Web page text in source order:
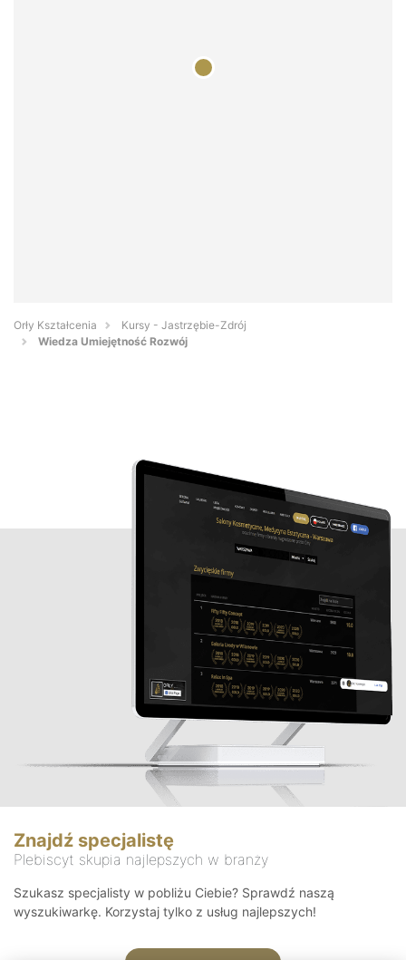
Orły Kształcenia
Kursy - Jastrzębie-Zdrój
Wiedza Umiejętność Rozwój
Znajdź specjalistę
Plebiscyt skupia najlepszych w branży
Szukasz specjalisty w pobliżu Ciebie? Sprawdź naszą
wyszukiwarkę. Korzystaj tylko z usług najlepszych!